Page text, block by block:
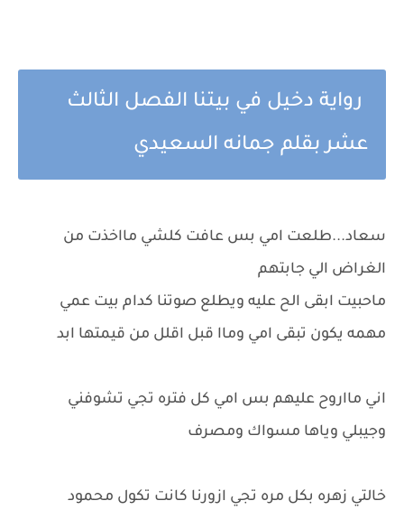
رواية دخيل في بيتنا الفصل الثالث
عشر بقلم جمانه السعيدي
سعاد...طلعت امي بس عافت كلشي مااخذت من
الغراض الي جابتهم
ماحبيت ابقى الح عليه ويطلع صوتنا كدام بيت عمي
مهمه يكون تبقى امي وماا قبل اقلل من قيمتها ابد
اني مااروح عليهم بس امي كل فتره تجي تشوفني
وجيبلي وياها مسواك ومصرف
خالتي زهره بكل مره تجي ازورنا كانت تكول محمود